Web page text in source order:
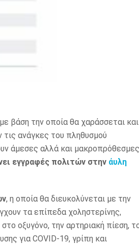
βάση την οποία θα χαράσσεται και
τις ανάγκες του πληθυσμού
άμεσες αλλά και μακροπρόθεσμες
εγγραφές πολιτών στην άυλη
, η οποία θα διευκολύνεται με την
τα επίπεδα χοληστερίνης,
οξυγόνο, την αρτηριακή πίεση,
για COVID-19, γρίπη και